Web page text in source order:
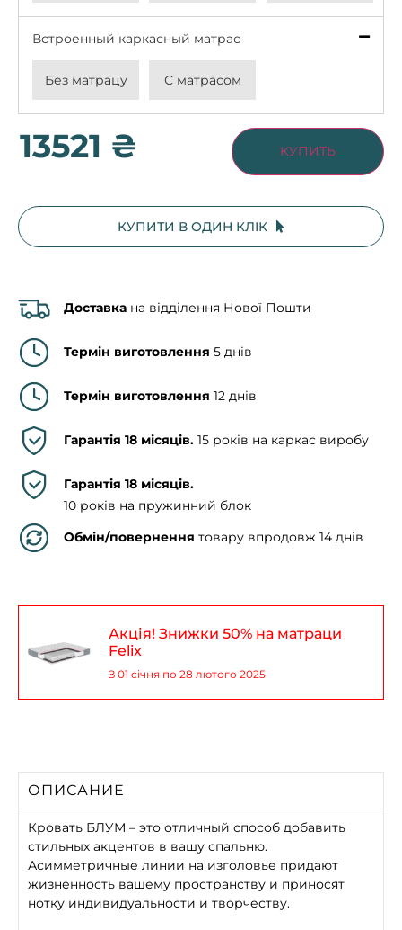
Встроенный каркасный матрас
Без матрацу С матрасом
13521 ₴ КУПИТЬ
КУПИТИ В ОДИН КЛІК
Доставка на відділення Нової Пошти
Термін виготовлення 5 днів
Термін виготовлення 12 днів
Гарантія 18 місяців. 15 років на каркас виробу
Гарантія 18 місяців.
10 років на пружинний блок
Обмін/повернення товару впродовж 14 днів
Акція! Знижки 50% на матраци
Felix
З 01 січня по 28 лютого 2025
ОПИСАНИЕ
Кровать БЛУМ – это отличный способ добавить
стильных акцентов в вашу спальню.
Асимметричные линии на изголовье придают
жизненность вашему пространству и приносят
нотку индивидуальности и творчеству.